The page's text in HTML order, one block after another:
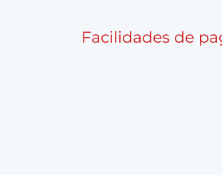
Facilidades de